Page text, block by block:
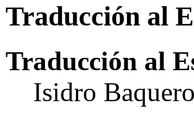
Traducción al
Traducción al
Isidro